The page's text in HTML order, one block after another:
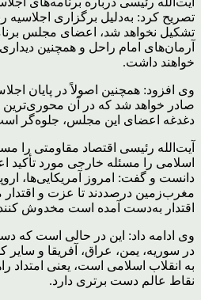
تصریح کرد: به‌دلیل برگزاری
تشکیل نخواهد شد، اعضای مجلس
آرمان‌های امام راحل و همچنین
خواهند داشت.
وی افزود: همچنین اصولاً در پایان
صادر خواهد شد که در آن
دغدغه اعضای این مجلس، جلوه‌گر
آیت‌الله رئیسی اقتصاد مقاومتی را
اسلامی را مسئله خارجی مورد
دانست و گفت: امروز آمریکایی‌ها،
مغرب‌زمین درصددند تا عزت و اقتدار
اقتدار به‌دست آمده است مخدوش
وی ادامه داد: این در حالی است که
در سوریه، یمن، عراق، آفریقا و سایر
به انقلاب اسلامی است، یعنی امتداد
نقاط عالم دست برتری دارد.